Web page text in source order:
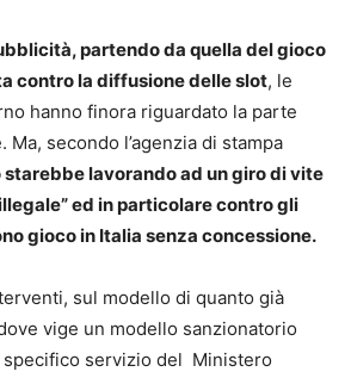
partendo da quella del gioco
contro la diffusione delle slot, le
hanno finora riguardato la parte
Ma, secondo l’agenzia di stampa
starebbe lavorando ad un giro di vite
ed in particolare contro gli
gioco in Italia senza concessione.
sul modello di quanto già
vige un modello sanzionatorio
specifico servizio del Ministero